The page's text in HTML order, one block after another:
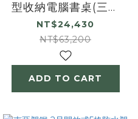
型收納電腦書桌(三抽
一門二格書桌+桌上置
物櫃)
NT$24,430
NT$63,200
ADD TO CART